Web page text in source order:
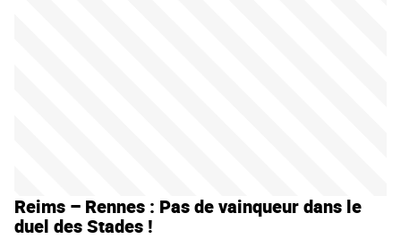
Reims – Rennes : Pas de vainqueur dans le
duel des Stades !